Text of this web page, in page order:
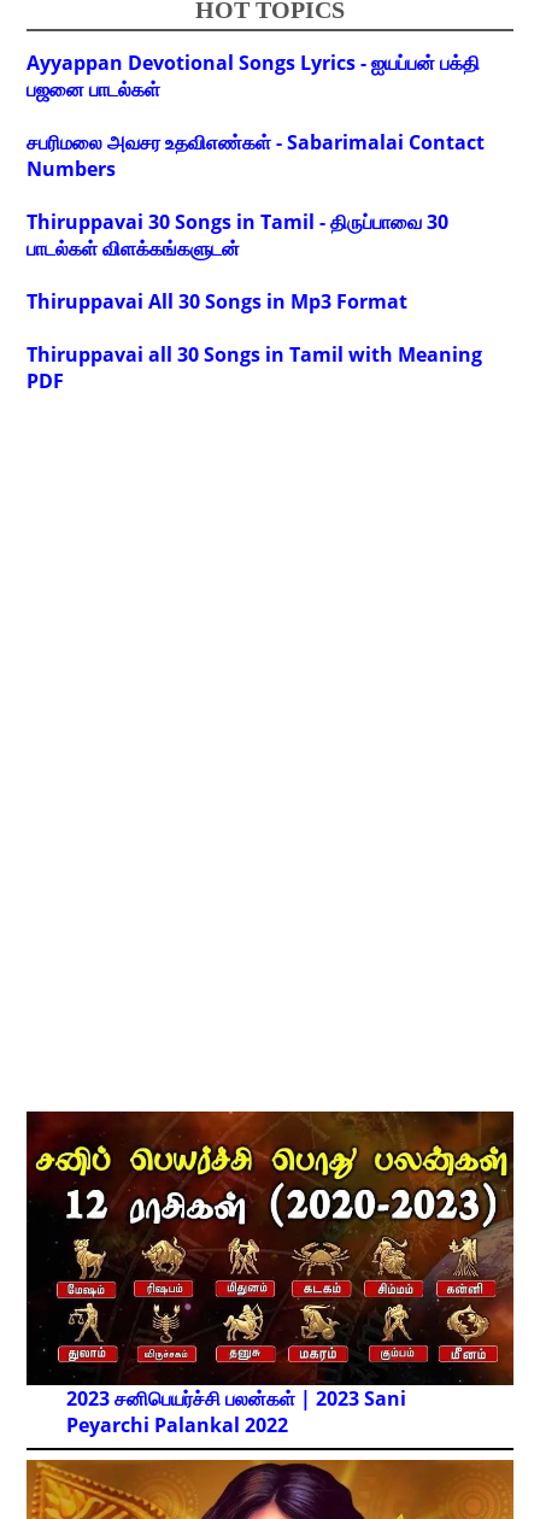
HOT TOPICS
Ayyappan Devotional Songs Lyrics - ஐயப்பன் பக்தி
பஜனை பாடல்கள்
சபரிமலை அவசர உதவிஎண்கள் - Sabarimalai Contact
Numbers
Thiruppavai 30 Songs in Tamil - திருப்பாவை 30
பாடல்கள் விளக்கங்களுடன்
Thiruppavai All 30 Songs in Mp3 Format
Thiruppavai all 30 Songs in Tamil with Meaning
PDF
2023 சனிபெயர்ச்சி பலன்கள் | 2023 Sani
Peyarchi Palankal 2022